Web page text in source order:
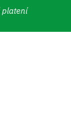
platení